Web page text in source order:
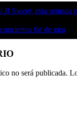
Sweet, esta semana
fin de gira
no será publicada.